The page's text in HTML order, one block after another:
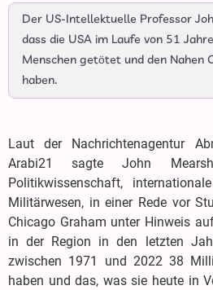
Der US-Intellektuelle Professor
dass die USA im Laufe von 51
Menschen getötet und den Nahen
haben.
Laut der Nachrichtenagentur
Arabi21 sagte John
Politikwissenschaft,
Militärwesen, in einer Rede vor
Chicago Graham unter Hinweis
in der Region in den letzten
zwischen 1971 und 2022 38
haben und das, was sie heute in